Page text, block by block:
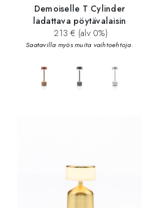
Demoiselle T Cylinder
ladattava pöytävalaisin
213 € (alv 0%)
Saatavilla myös muita vaihtoehtoja.